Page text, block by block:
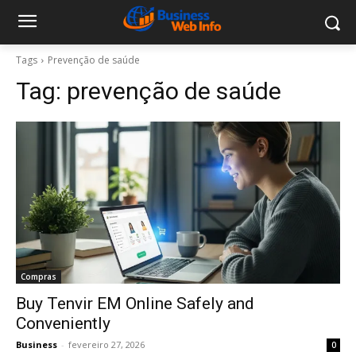
Tags Prevenção de saúde
Tag: prevenção de saúde
Compras
Buy Tenvir EM Online Safely and
Conveniently
Business - fevereiro 27, 2026 0